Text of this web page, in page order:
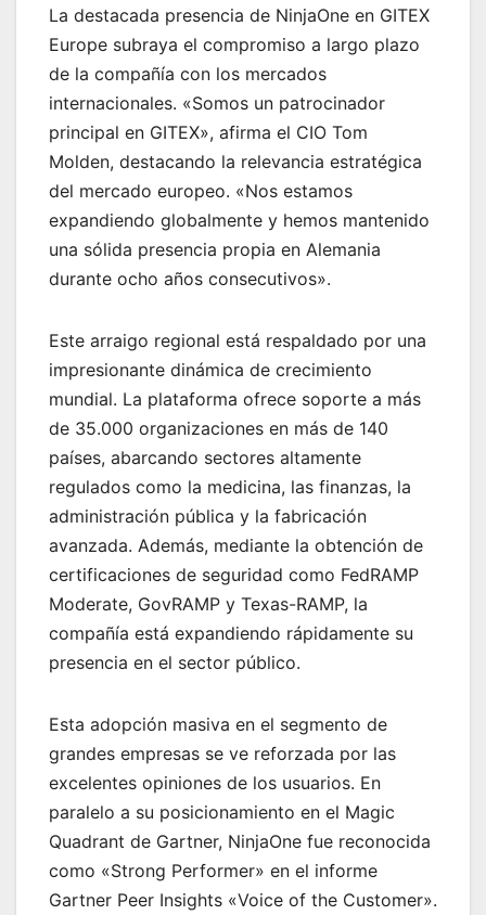
La destacada presencia de NinjaOne en GITEX
Europe subraya el compromiso a largo plazo
de la compañía con los mercados
internacionales. «Somos un patrocinador
principal en GITEX», afirma el CIO Tom
Molden, destacando la relevancia estratégica
del mercado europeo. «Nos estamos
expandiendo globalmente y hemos mantenido
una sólida presencia propia en Alemania
durante ocho años consecutivos».
Este arraigo regional está respaldado por una
impresionante dinámica de crecimiento
mundial. La plataforma ofrece soporte a más
de 35.000 organizaciones en más de 140
países, abarcando sectores altamente
regulados como la medicina, las finanzas, la
administración pública y la fabricación
avanzada. Además, mediante la obtención de
certificaciones de seguridad como FedRAMP
Moderate, GovRAMP y Texas-RAMP, la
compañía está expandiendo rápidamente su
presencia en el sector público.
Esta adopción masiva en el segmento de
grandes empresas se ve reforzada por las
excelentes opiniones de los usuarios. En
paralelo a su posicionamiento en el Magic
Quadrant de Gartner, NinjaOne fue reconocida
como «Strong Performer» en el informe
Gartner Peer Insights «Voice of the Customer».